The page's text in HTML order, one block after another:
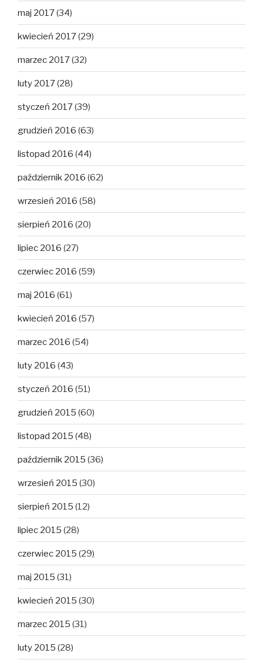
maj 2017(34)
kwiecień 2017(29)
marzec 2017(32)
luty 2017(28)
styczeń 2017(39)
grudzień 2016 (63)
listopad 2016 (44)
październik 2016 (62)
wrzesień 2016 (58)
sierpień 2016 (20)
lipiec 2016 (27)
czerwiec 2016 (59)
maj 2016 (61)
kwiecień 2016 (57)
marzec 2016 (54)
luty 2016 (43)
styczeń 2016 (51)
grudzień 2015 (60)
listopad 2015 (48)
październik 2015 (36)
wrzesień 2015 (30)
sierpień 2015 (12)
lipiec 2015 (28)
czerwiec 2015 (29)
maj 2015 (31)
kwiecień 2015 (30)
marzec 2015 (31)
luty 2015 (28)